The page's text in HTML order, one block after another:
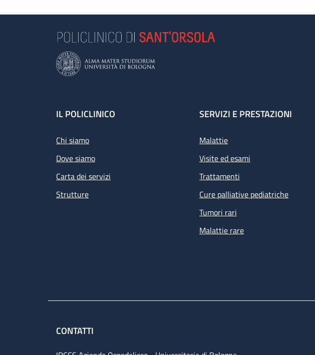
Footer
IL POLICLINICO
Chi siamo
Dove siamo
Carta dei servizi
Strutture
SERVIZI E PRESTAZIONI
Malattie
Visite ed esami
Trattamenti
Cure palliative pediatriche
Tumori rari
Malattie rare
CONTATTI